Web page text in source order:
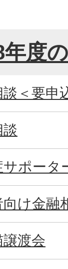
年度
＜要申
サポータ
け金融
渡会